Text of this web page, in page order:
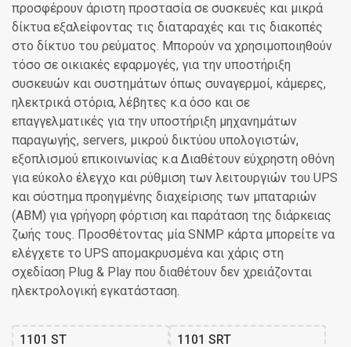
προσφέρουν άριστη προστασία σε συσκευές και μικρά
δίκτυα εξαλείφοντας τις διαταραχές και τις διακοπές
στο δίκτυο του ρεύματος. Μπορούν να χρησιμοποιηθούν
τόσο σε οικιακές εφαρμογές, για την υποστήριξη
συσκευών και συστημάτων όπως συναγερμοί, κάμερες,
ηλεκτρικά στόρια, λέβητες κ.α όσο και σε
επαγγελματικές για την υποστήριξη μηχανημάτων
παραγωγής, servers, μικρού δικτύου υπολογιστών,
εξοπλισμού επικοινωνίας κ.α Διαθέτουν εύχρηστη οθόνη
για εύκολο έλεγχο και ρύθμιση των λειτουργιών του UPS
και σύστημα προηγμένης διαχείρισης των μπαταριών
(ABM) για γρήγορη φόρτιση και παράταση της διάρκειας
ζωής τους. Προσθέτοντας μία SNMP κάρτα μπορείτε να
ελέγχετε τo UPS απομακρυσμένα και χάρις στη
σχεδίαση Plug & Play που διαθέτουν δεν χρειάζονται
ηλεκτρολογική εγκατάσταση.
1101 ST 1101 SRT